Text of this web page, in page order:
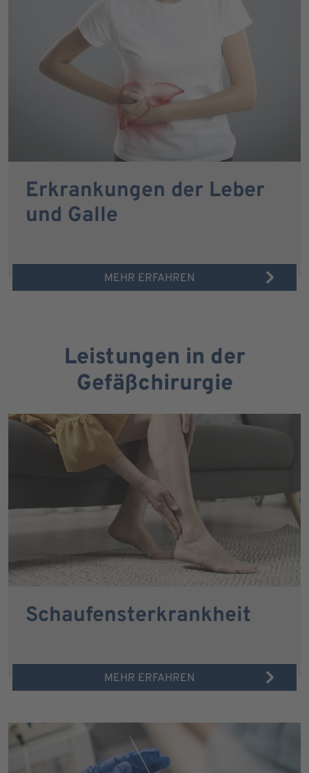
Erkrankungen der Leber
und Galle
MEHR ERFAHREN
Leistungen in der
Gefäßchirurgie
Schaufensterkrankheit
MEHR ERFAHREN